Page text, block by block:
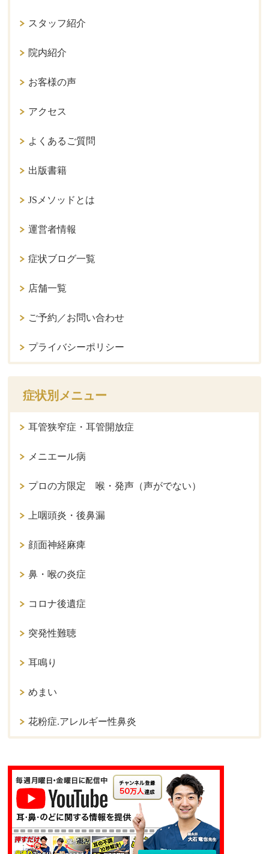
スタッフ紹介
院内紹介
お客様の声
アクセス
よくあるご質問
出版書籍
JSメソッドとは
運営者情報
症状ブログ一覧
店舗一覧
ご予約／お問い合わせ
プライバシーポリシー
症状別メニュー
耳管狭窄症・耳管開放症
メニエール病
プロの方限定 喉・発声（声がでない）
上咽頭炎・後鼻漏
顔面神経麻痺
鼻・喉の炎症
コロナ後遺症
突発性難聴
耳鳴り
めまい
花粉症.アレルギー性鼻炎